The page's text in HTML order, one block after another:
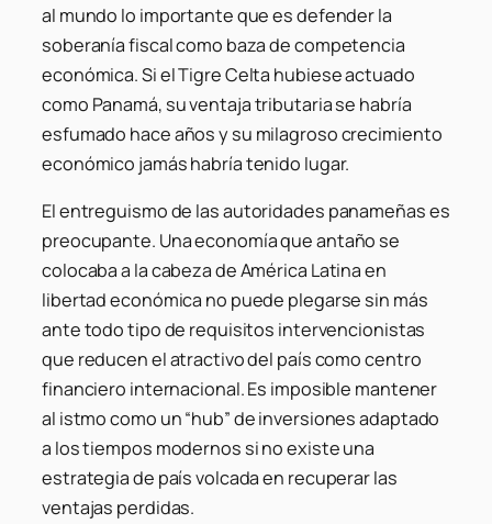
al mundo lo importante que es defender la
soberanía fiscal como baza de competencia
económica. Si elTigre Celta hubiese actuado
como Panamá, su ventaja tributaria se habría
esfumado hace años y su milagroso crecimiento
económico jamás habría tenido lugar.
Elentreguismode las autoridades panameñas es
preocupante. Una economía que antaño se
colocaba a la cabeza de América Latina en
libertad económica no puede plegarse sin más
ante todo tipo de requisitos intervencionistas
que reducen el atractivo del país como centro
financiero internacional. Es imposible mantener
al istmo como un “hub” de inversiones adaptado
a los tiempos modernos si no existe una
estrategia de país volcada en recuperar las
ventajas perdidas.